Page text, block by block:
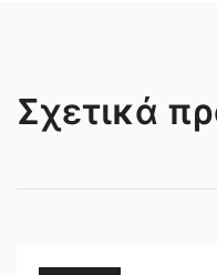
Σχετικά